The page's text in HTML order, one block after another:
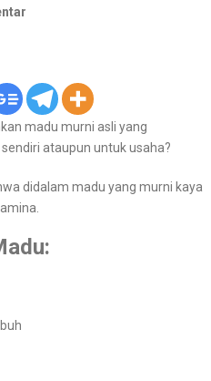
madu murni asli yang
ataupun untuk usaha?
didalam madu yang murni kaya